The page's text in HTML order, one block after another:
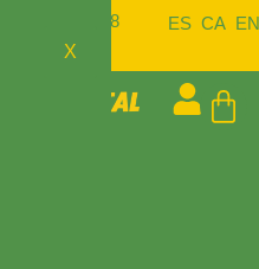
722 448
ES CA EN
X